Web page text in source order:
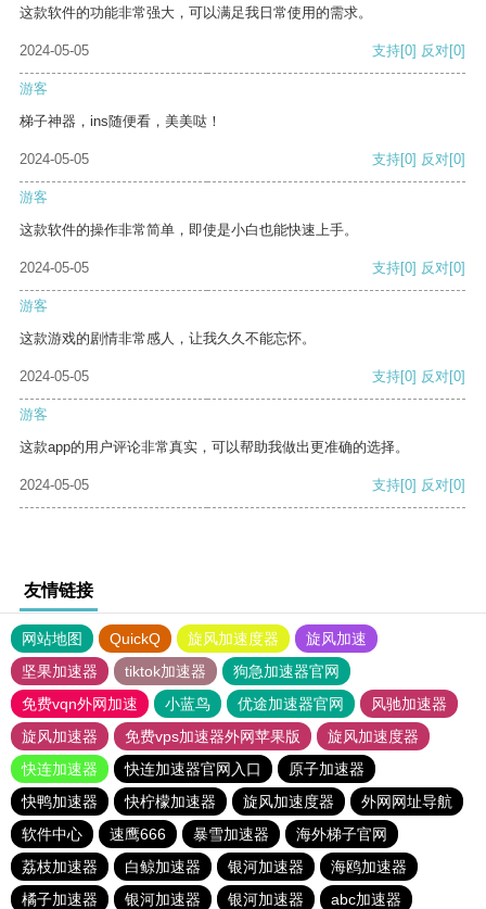
这款软件的功能非常强大，可以满足我日常使用的需求。
2024-05-05 支持[0] 反对[0]
游客
梯子神器，ins随便看，美美哒！
2024-05-05 支持[0] 反对[0]
游客
这款软件的操作非常简单，即使是小白也能快速上手。
2024-05-05 支持[0] 反对[0]
游客
这款游戏的剧情非常感人，让我久久不能忘怀。
2024-05-05 支持[0] 反对[0]
游客
这款app的用户评论非常真实，可以帮助我做出更准确的选择。
2024-05-05 支持[0] 反对[0]
友情链接
网站地图 QuickQ 旋风加速度器
旋风加速
坚果加速器
tiktok加速器
狗急加速器官网
免费vqn外网加速
小蓝鸟 优途加速器官网
风驰加速器
旋风加速器
免费vps加速器外网苹果版
旋风加速度器
快连加速器
快连加速器官网入口
原子加速器
快鸭加速器
快柠檬加速器 旋风加速度器
外网网址导航
软件中心
速鹰666 暴雪加速器
海外梯子官网
荔枝加速器
白鲸加速器 银河加速器
海鸥加速器
橘子加速器
银河加速器 银河加速器 abc加速器